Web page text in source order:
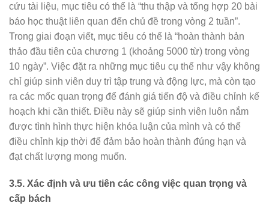
cứu tài liệu, mục tiêu có thể là “thu thập và tổng hợp 20 bài
báo học thuật liên quan đến chủ đề trong vòng 2 tuần”.
Trong giai đoạn viết, mục tiêu có thể là “hoàn thành bản
thảo đầu tiên của chương 1 (khoảng 5000 từ) trong vòng
10 ngày”. Việc đặt ra những mục tiêu cụ thể như vậy không
chỉ giúp sinh viên duy trì tập trung và động lực, mà còn tạo
ra các mốc quan trọng để đánh giá tiến độ và điều chỉnh kế
hoạch khi cần thiết. Điều này sẽ giúp sinh viên luôn nắm
được tình hình thực hiện khóa luận của mình và có thể
điều chỉnh kịp thời để đảm bảo hoàn thành đúng hạn và
đạt chất lượng mong muốn.
3.5. Xác định và ưu tiên các công việc quan trọng và
cấp bách